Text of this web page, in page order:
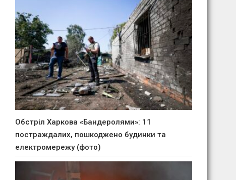
Обстріл Харкова «Бандеролями»: 11
постраждалих, пошкоджено будинки та
електромережу (фото)